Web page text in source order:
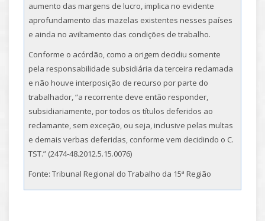
aumento das margens de lucro, implica no evidente
aprofundamento das mazelas existentes nesses países
e ainda no aviltamento das condições de trabalho.
Conforme o acórdão, como a origem decidiu somente
pela responsabilidade subsidiária da terceira reclamada
e não houve interposição de recurso por parte do
trabalhador, “a recorrente deve então responder,
subsidiariamente, por todos os títulos deferidos ao
reclamante, sem exceção, ou seja, inclusive pelas multas
e demais verbas deferidas, conforme vem decidindo o C.
TST.” (2474-48.2012.5.15.0076)
Fonte: Tribunal Regional do Trabalho da 15ª Região